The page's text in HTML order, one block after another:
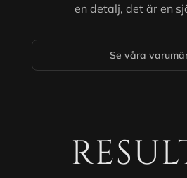
en detalj, det är en
Se våra